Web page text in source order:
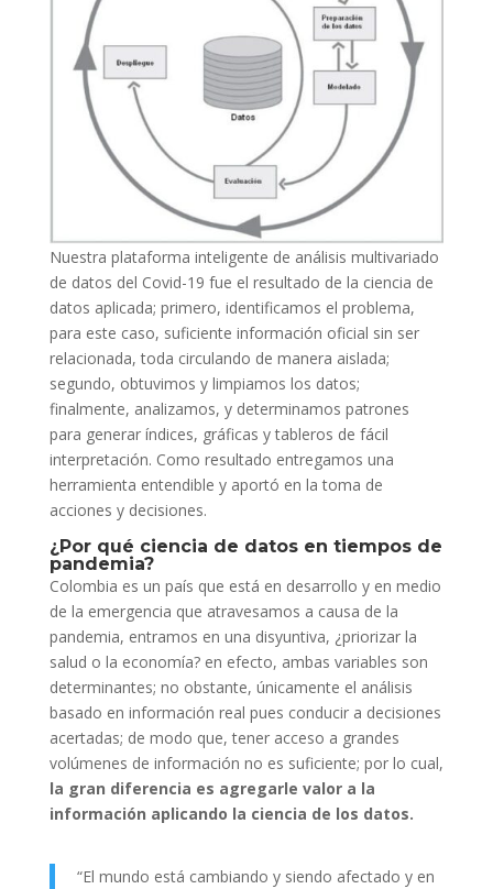
Nuestra plataforma inteligente de análisis multivariado
de datos del Covid-19 fue el resultado de la ciencia de
datos aplicada; primero, identificamos el problema,
para este caso, suficiente información oficial sin ser
relacionada, toda circulando de manera aislada;
segundo, obtuvimos y limpiamos los datos;
finalmente, analizamos, y determinamos patrones
para generar índices, gráficas y tableros de fácil
interpretación. Como resultado entregamos una
herramienta entendible y aportó en la toma de
acciones y decisiones.
¿Por qué ciencia de datos en tiempos de
pandemia?
Colombia es un país que está en desarrollo y en medio
de la emergencia que atravesamos a causa de la
pandemia, entramos en una disyuntiva, ¿priorizar la
salud o la economía? en efecto, ambas variables son
determinantes; no obstante, únicamente el análisis
basado en información real pues conducir a decisiones
acertadas; de modo que, tener acceso a grandes
volúmenes de información no es suficiente; por lo cual,
la gran diferencia es agregarle valor a la
información aplicando la ciencia de los datos.
“El mundo está cambiando y siendo afectado y en